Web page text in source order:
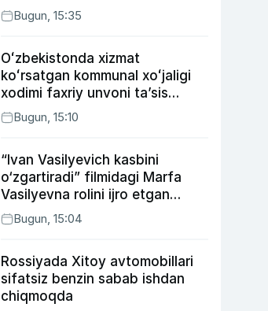
Bugun, 15:35
Oʻzbekistonda xizmat
koʻrsatgan kommunal xoʻjaligi
xodimi faxriy unvoni taʼsis
etilishi mumkin
Bugun, 15:10
“Ivan Vasilyevich kasbini
o‘zgartiradi” filmidagi Marfa
Vasilyevna rolini ijro etgan
aktrisaning taqdiri qanday
kechdi?
Bugun, 15:04
Rossiyada Xitoy avtomobillari
sifatsiz benzin sabab ishdan
chiqmoqda